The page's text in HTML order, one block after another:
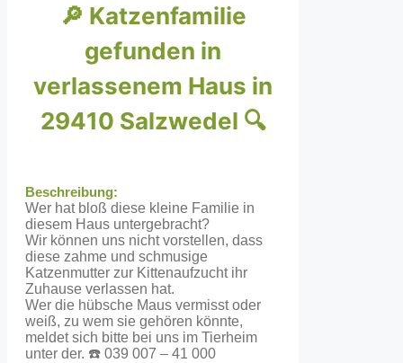
🔎 Katzenfamilie
gefunden in
verlassenem Haus in
29410 Salzwedel 🔍
Beschreibung:
Wer hat bloß diese kleine Familie in
diesem Haus untergebracht?
Wir können uns nicht vorstellen, dass
diese zahme und schmusige
Katzenmutter zur Kittenaufzucht ihr
Zuhause verlassen hat.
Wer die hübsche Maus vermisst oder
weiß, zu wem sie gehören könnte,
meldet sich bitte bei uns im Tierheim
unter der. ☎️ 039 007 – 41 000